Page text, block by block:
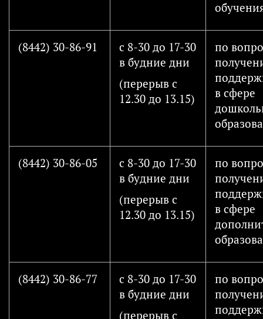
(8442) 30-86-91
с 8-30 до 17-30
в будние дни
(перерыв с
12.30 до 13.15)
по
в сфере
(8442) 30-86-05
с 8-30 до 17-30
в будние дни
(перерыв с
12.30 до 13.15)
по
в сфере
(8442) 30-86-77
с 8-30 до 17-30
в будние дни
(перерыв с
по